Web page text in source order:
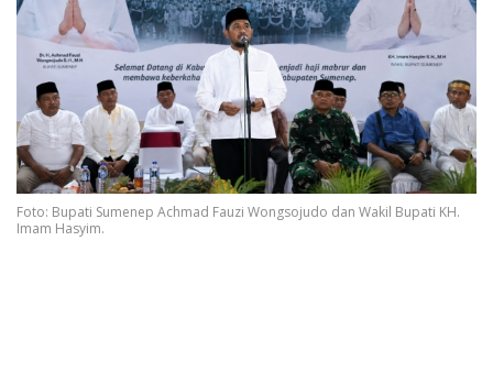
Foto: Bupati Sumenep Achmad Fauzi Wongsojudo dan Wakil Bupati KH.
Imam Hasyim.